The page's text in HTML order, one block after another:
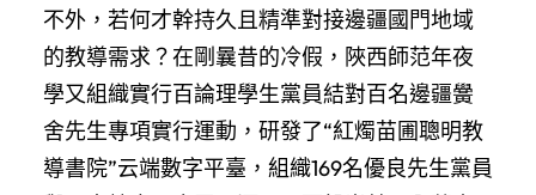
不外，若何才幹持久且精準對接邊疆國門地域
的教導需求？在剛曩昔的冷假，陜西師范年夜
學又組織實行百論理學生黨員結對百名邊疆黌
舍先生專項實行運動，研發了“紅燭苗圃聰明教
導書院”云端數字平臺，組織169名優良先生黨員